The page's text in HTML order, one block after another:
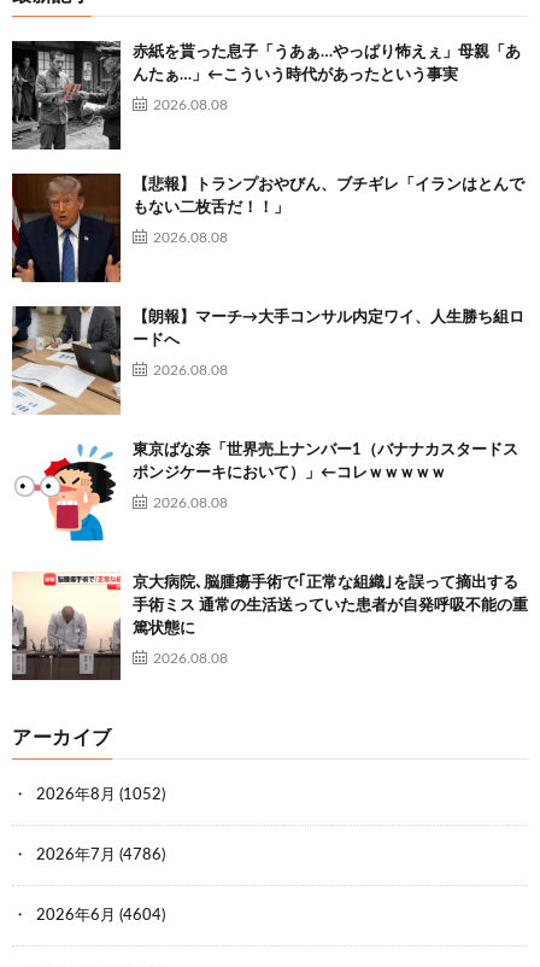
赤紙を貰った息子「うあぁ…やっぱり怖えぇ」母親「あ
んたぁ…」←こういう時代があったという事実
2026.08.08
【悲報】トランプおやびん、ブチギレ「イランはとんで
もない二枚舌だ！！」
2026.08.08
【朗報】マーチ→大手コンサル内定ワイ、人生勝ち組ロ
ードへ
2026.08.08
東京ばな奈「世界売上ナンバー1（バナナカスタードス
ポンジケーキにおいて）」←コレｗｗｗｗｗ
2026.08.08
京大病院､脳腫瘍手術で｢正常な組織｣を誤って摘出する
手術ミス 通常の生活送っていた患者が自発呼吸不能の重
篤状態に
2026.08.08
アーカイブ
2026年8月 (1052)
2026年7月 (4786)
2026年6月 (4604)